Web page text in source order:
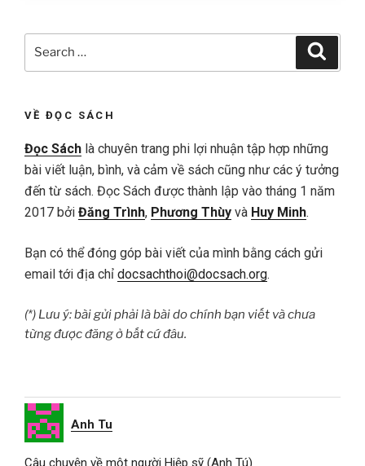
VỀ ĐỌC SÁCH
Đọc Sách là chuyên trang phi lợi nhuận tập hợp những
bài viết luận, bình, và cảm về sách cũng như các ý tưởng
đến từ sách. Đọc Sách được thành lập vào tháng 1 năm
2017 bởi Đăng Trình, Phương Thùy và Huy Minh.
Bạn có thể đóng góp bài viết của mình bằng cách gửi
email tới địa chỉ docsachthoi@docsach.org.
(*) Lưu ý: bài gửi phải là bài do chính bạn viết và chưa
từng được đăng ở bất cứ đâu.
Anh Tu
Câu chuyện về một người Hiệp sỹ (Anh Tú)